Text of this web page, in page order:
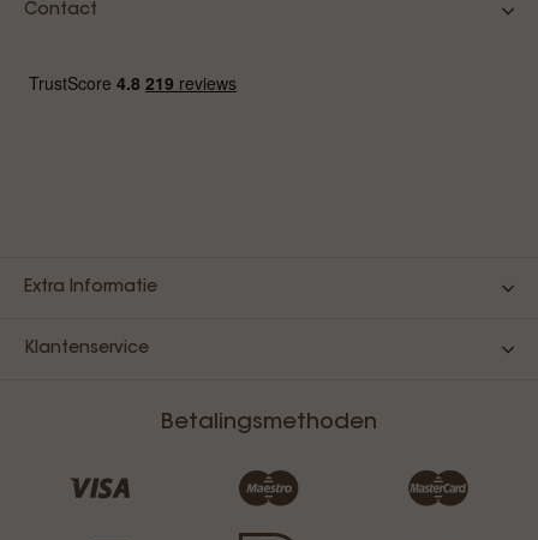
Contact
Extra Informatie
Klantenservice
Betalingsmethoden